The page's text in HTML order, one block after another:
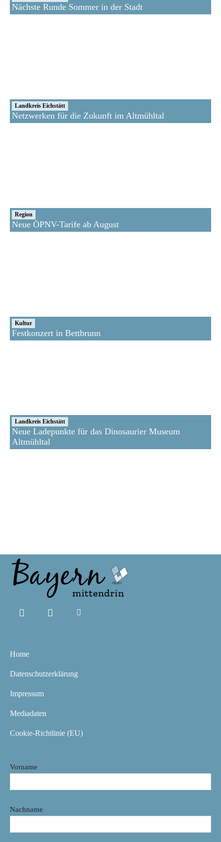
Nächste Runde Sommer in der Stadt
Landkreis Eichstätt
Netzwerken für die Zukunft im Altmühltal
Region
Neue ÖPNV-Tarife ab August
Kultur
Festkonzert in Bettbrunn
Landkreis Eichstätt
Neue Ladepunkte für das Dinosaurier Museum
Altmühltal
Home
Datenschutzerklärung
Impressum
Mediadaten
Cookie-Richtlinie (EU)
Vorname
Nachname